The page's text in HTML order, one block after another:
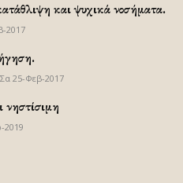
και ψυχικά νοσήματα.
2017
Σα 25-Φεβ-2017
νηστίσιμη
2019